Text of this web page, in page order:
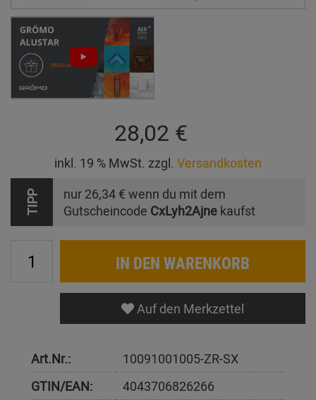
28,02 €
inkl. 19 % MwSt. zzgl. Versandkosten
TIPP nur 26,34 € wenn du mit dem
Gutscheincode CxLyh2Ajne kaufst
IN DEN WARENKORB
Auf den Merkzettel
Art.Nr.:
10091001005-ZR-SX
GTIN/EAN:
4043706826266